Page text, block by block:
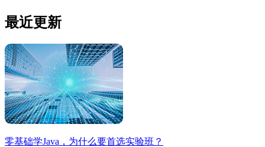
最近更新
零基础学Java，为什么要首选实验班？